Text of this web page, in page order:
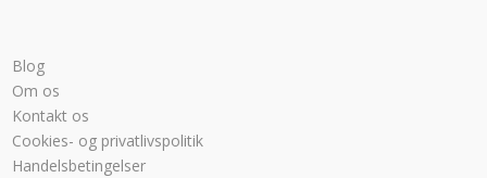
Blog
Om os
Kontakt os
Cookies- og privatlivspolitik
Handelsbetingelser